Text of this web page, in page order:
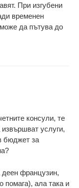
При изгубени
временен
да пътува до
консули, те
услуги,
бюджет за
французин,
помага), ала така и